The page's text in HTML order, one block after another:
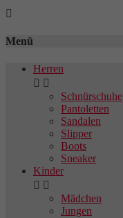

Menü
Herren
 
Schnürschuhe
Pantoletten
Sandalen
Slipper
Boots
Sneaker
Kinder
 
Mädchen
Jungen